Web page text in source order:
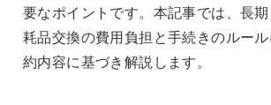
要なポイントです。本記事では、長
耗品交換の費用負担と手続きのルー
約内容に基づき解説します。